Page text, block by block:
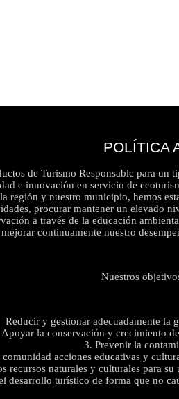
POLÍTICA
de Turismo Responsable para
e innovación en servicio de
región y nuestro municipio, hemos
procurar mantener un elevado
a través de la educación
continuamente nuestro
Nuestros
Reducir y gestionar adecuadamente la
Apoyar la conservación y crecimiento
3. Prevenir la
acciones educativas y
recursos naturales y culturales para
desarrollo turístico de forma que no